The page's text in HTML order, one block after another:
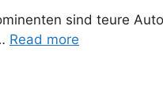
sind teure
Read more